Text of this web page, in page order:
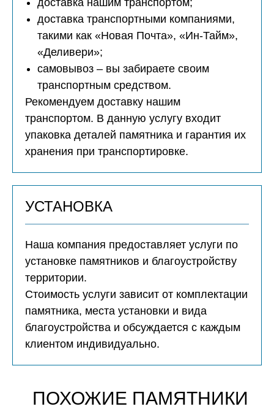
доставка нашим транспортом;
доставка транспортными компаниями,
такими как «Новая Почта», «Ин-Тайм»,
«Деливери»;
самовывоз – вы забираете своим
транспортным средством.
Рекомендуем доставку нашим
транспортом. В данную услугу входит
упаковка деталей памятника и гарантия их
хранения при транспортировке.
УСТАНОВКА
Наша компания предоставляет услуги по
установке памятников и благоустройству
территории.
Стоимость услуги зависит от комплектации
памятника, места установки и вида
благоустройства и обсуждается с каждым
клиентом индивидуально.
ПОХОЖИЕ ПАМЯТНИКИ